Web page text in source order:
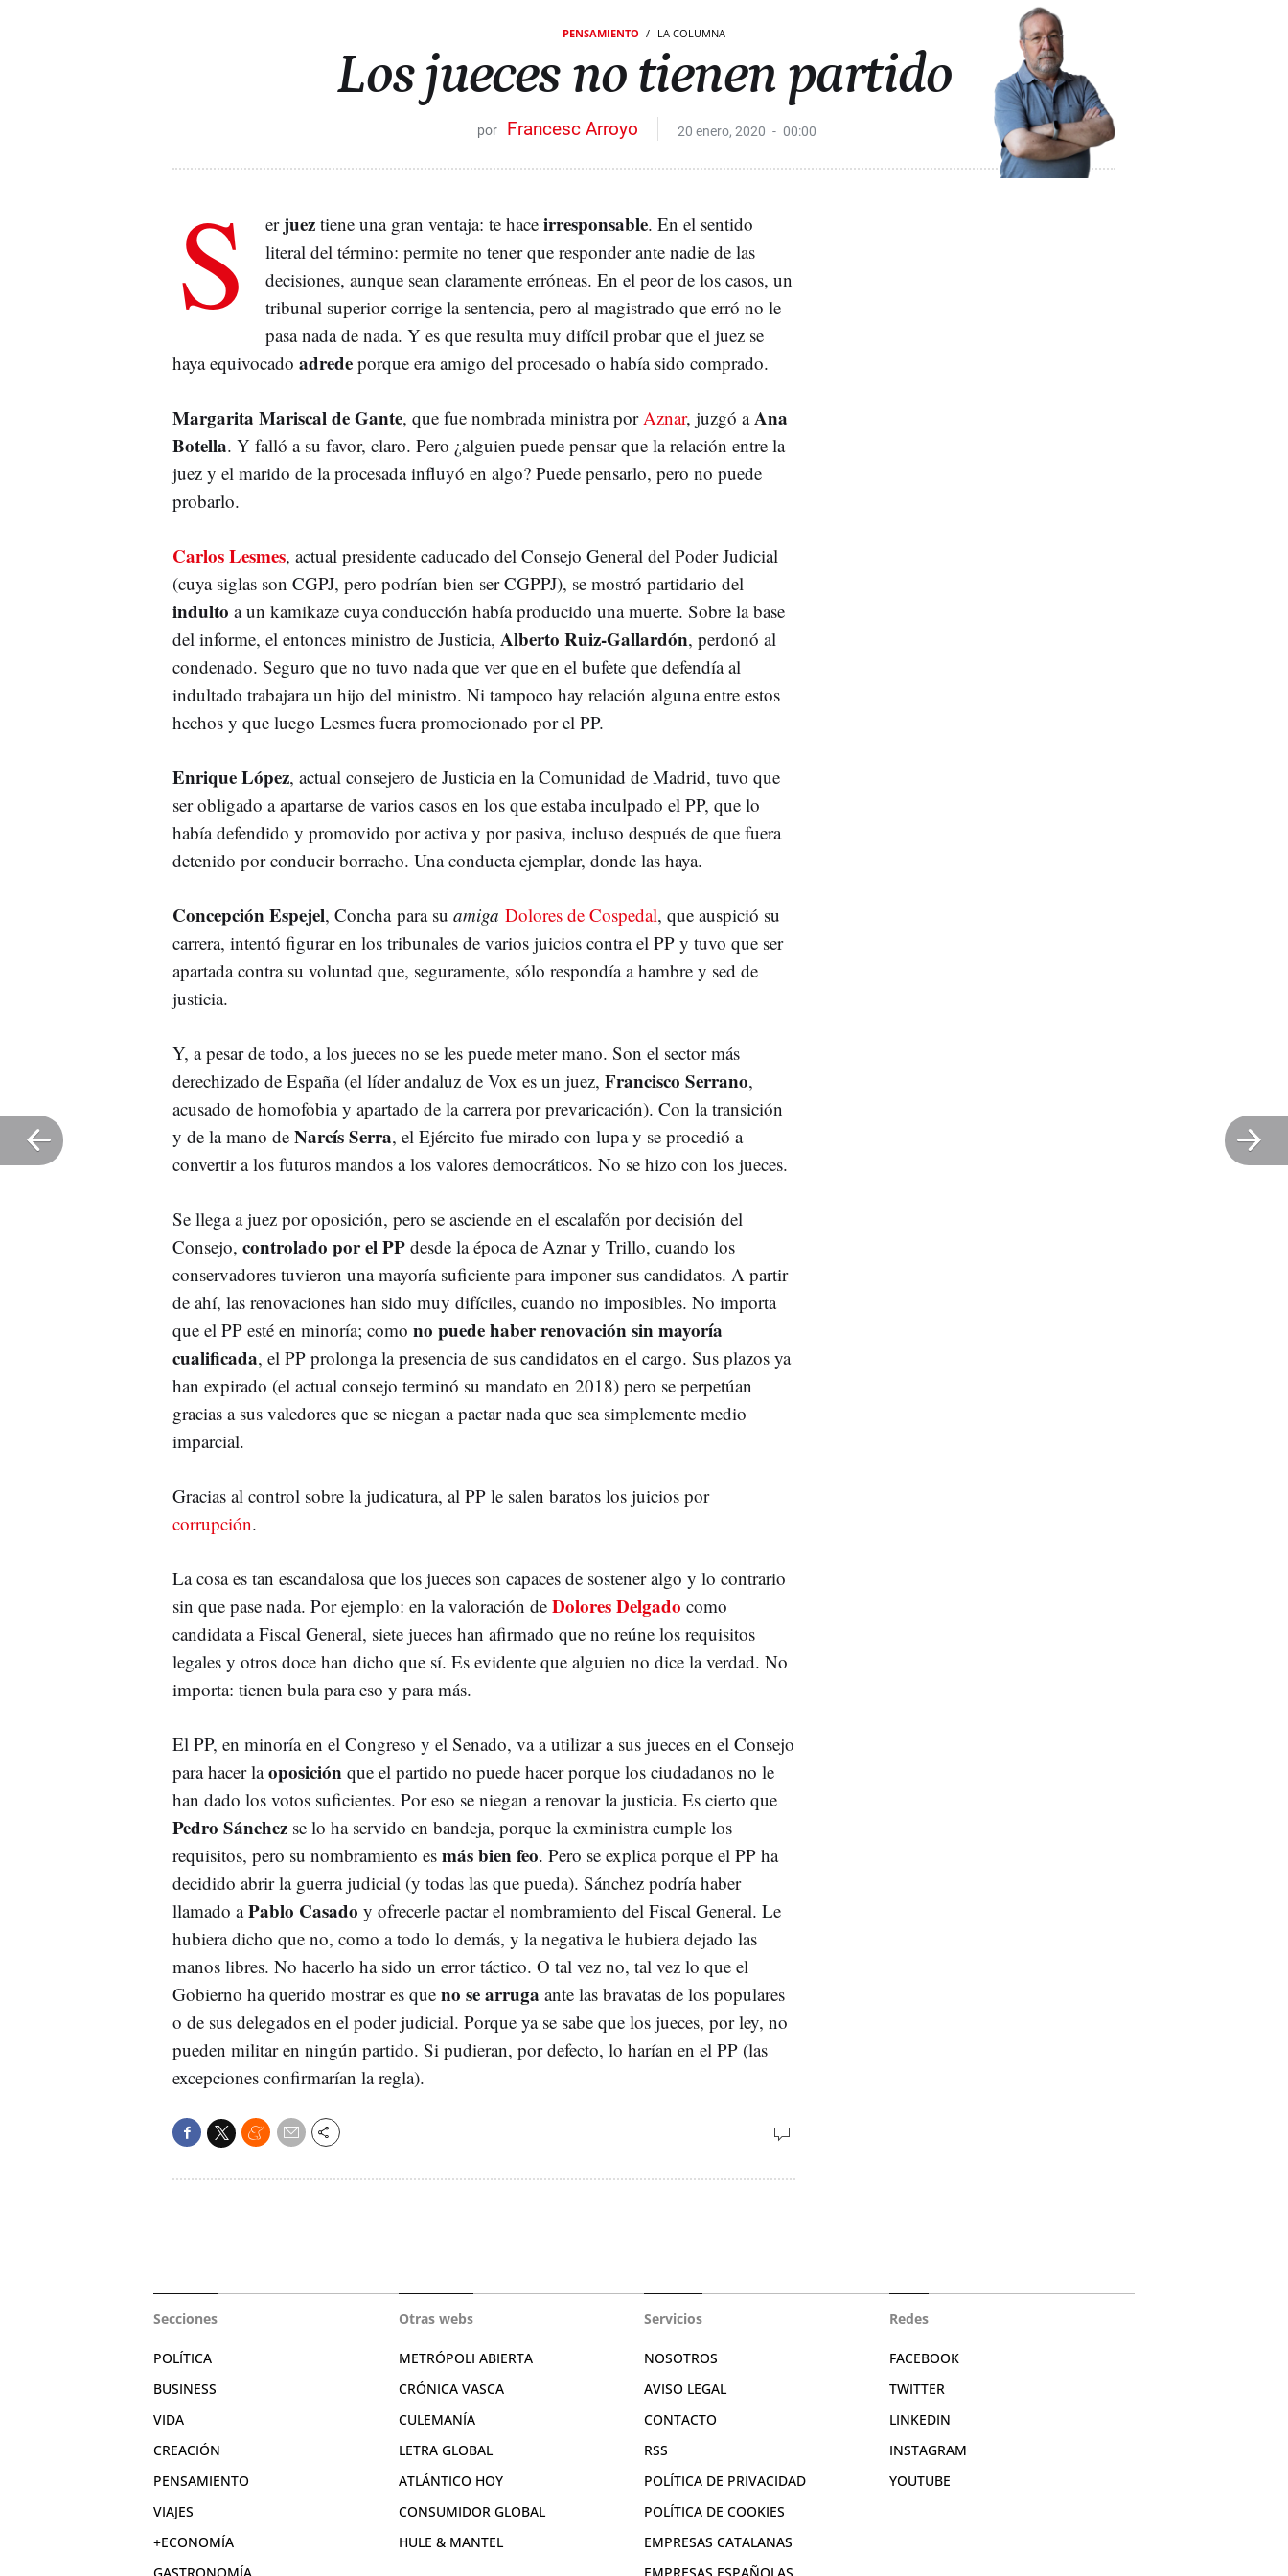
PENSAMIENTO LA COLUMNA
Los jueces no tienen partido
Francesc Arroyo 20 enero, 2020 00:00
S er juez tiene una gran ventaja: te hace irresponsable. En el sentido
literal del término: permite no tener que responder ante nadie de las
decisiones, aunque sean claramente erróneas. En el peor de los casos, un
tribunal superior corrige la sentencia, pero al magistrado que erró no le
pasa nada de nada. Y es que resulta muy difícil probar que el juez se
haya equivocado adrede porque era amigo del procesado o había sido comprado.
Margarita Mariscal de Gante, que fue nombrada ministra porAznar, juzgó aAna
Botella. Y falló a su favor, claro. Pero ¿alguien puede pensar que la relación entre la
juez y el marido de la procesada influyó en algo? Puede pensarlo, pero no puede
probarlo.
Carlos Lesmes, actual presidente caducado del Consejo General del Poder Judicial
(cuya siglas son CGPJ, pero podrían bien ser CGPPJ), se mostró partidario del
indulto a un kamikaze cuya conducción había producido una muerte. Sobre la base
del informe, el entonces ministro de Justicia, Alberto Ruiz-Gallardón, perdonó al
condenado. Seguro que no tuvo nada que ver que en el bufete que defendía al
indultado trabajara un hijo del ministro. Ni tampoco hay relación alguna entre estos
hechos y que luego Lesmes fuera promocionado por el PP.
Enrique López, actual consejero de Justicia en la Comunidad de Madrid, tuvo que
ser obligado a apartarse de varios casos en los que estaba inculpado el PP, que lo
había defendido y promovido por activa y por pasiva, incluso después de que fuera
detenido por conducir borracho. Una conducta ejemplar, donde las haya.
Concepción Espejel, Concha para su amiga Dolores de Cospedal, que auspició su
carrera, intentó figurar en los tribunales de varios juicios contra el PP y tuvo que ser
apartada contra su voluntad que, seguramente, sólo respondía a hambre y sed de
justicia.
Y, a pesar de todo, a los jueces no se les puede meter mano. Son el sector más
derechizado de España (el líder andaluz de Vox es un juez, Francisco Serrano,
acusado de homofobia y apartado de la carrera por prevaricación). Con la transición
y de la mano de Narcís Serra, el Ejército fue mirado con lupa y se procedió a
convertir a los futuros mandos a los valores democráticos. No se hizo con los jueces.
Se llega a juez por oposición, pero se asciende en el escalafón por decisión del
Consejo, controlado por el PP desde la época de Aznar y Trillo, cuando los
conservadores tuvieron una mayoría suficiente para imponer sus candidatos. A partir
de ahí, las renovaciones han sido muy difíciles, cuando no imposibles. No importa
que el PP esté en minoría; como no puede haber renovación sin mayoría
cualificada, el PP prolonga la presencia de sus candidatos en el cargo. Sus plazos ya
han expirado (el actual consejo terminó su mandato en 2018) pero se perpetúan
gracias a sus valedores que se niegan a pactar nada que sea simplemente medio
imparcial.
Gracias al control sobre la judicatura, al PP le salen baratos los juicios por
corrupción.
La cosa es tan escandalosa que los jueces son capaces de sostener algo y lo contrario
sin que pase nada. Por ejemplo: en la valoración de Dolores Delgado como
candidata a Fiscal General, siete jueces han afirmado que no reúne los requisitos
legales y otros doce han dicho que sí. Es evidente que alguien no dice la verdad. No
importa: tienen bula para eso y para más.
El PP, en minoría en el Congreso y el Senado, va a utilizar a sus jueces en el Consejo
para hacer laoposición que el partido no puede hacer porque los ciudadanos no le
han dado los votos suficientes. Por eso se niegan a renovar la justicia. Es cierto que
Pedro Sánchez se lo ha servido en bandeja, porque la exministra cumple los
requisitos, pero su nombramiento es más bien feo. Pero se explica porque el PP ha
decidido abrir la guerra judicial (y todas las que pueda). Sánchez podría haber
llamado aPablo Casado y ofrecerle pactar el nombramiento del Fiscal General. Le
hubiera dicho que no, como a todo lo demás, y la negativa le hubiera dejado las
manos libres. No hacerlo ha sido un error táctico. O tal vez no, tal vez lo que el
Gobierno ha querido mostrar es que no se arruga ante las bravatas de los populares
o de sus delegados en el poder judicial. Porque ya se sabe que los jueces, por ley, no
pueden militar en ningún partido. Si pudieran, por defecto, lo harían en el PP (las
excepciones confirmarían la regla).
Secciones
POLÍTICA
BUSINESS
VIDA
CREACIÓN
PENSAMIENTO
VIAJES
+ECONOMÍA
GASTRONOMÍA
Otras webs
METRÓPOLI ABIERTA
CRÓNICA VASCA
CULEMANÍA
LETRA GLOBAL
ATLÁNTICO HOY
CONSUMIDOR GLOBAL
HULE & MANTEL
Servicios
NOSOTROS
AVISO LEGAL
CONTACTO
RSS
POLÍTICA DE PRIVACIDAD
POLÍTICA DE COOKIES
EMPRESAS CATALANAS
EMPRESAS ESPAÑOLAS
Redes
FACEBOOK
TWITTER
LINKEDIN
INSTAGRAM
YOUTUBE